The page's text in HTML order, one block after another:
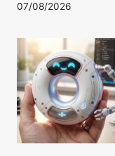
07/08/2026